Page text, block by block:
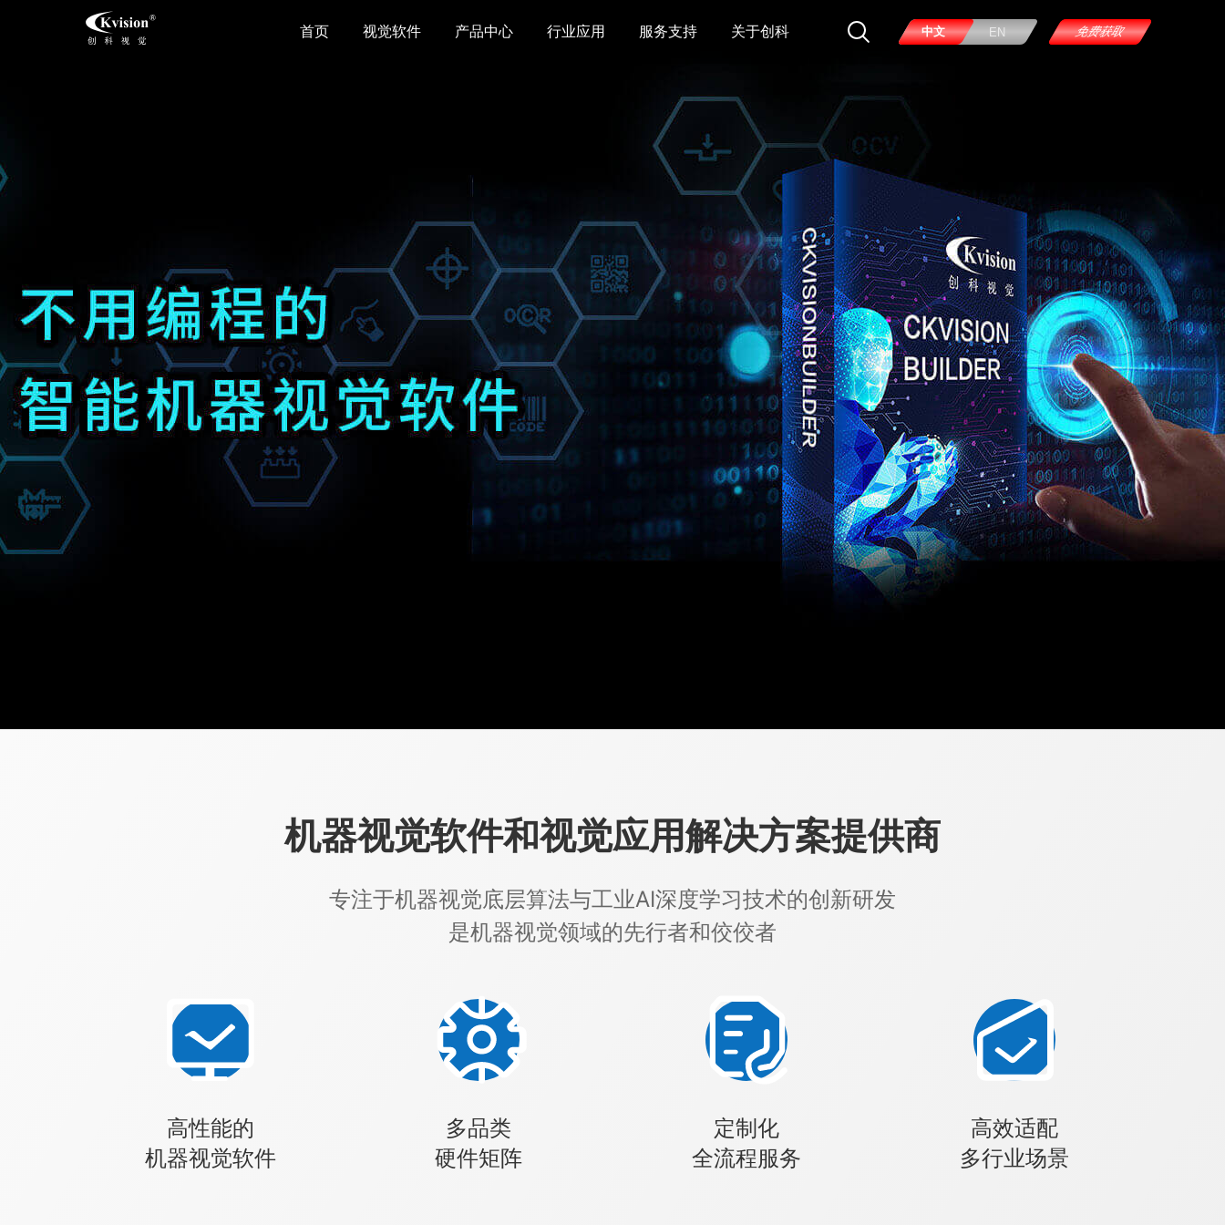
首页 视觉软件 产品中心 行业应用 服务支持 关于创科 中文 EN 免费获取
机器视觉软件和视觉应用解决方案提供商
专注于机器视觉底层算法与工业AI深度学习技术的创新研发
是机器视觉领域的先行者和佼佼者
高性能的
机器视觉软件
多品类
硬件矩阵
定制化
全流程服务
高效适配
多行业场景